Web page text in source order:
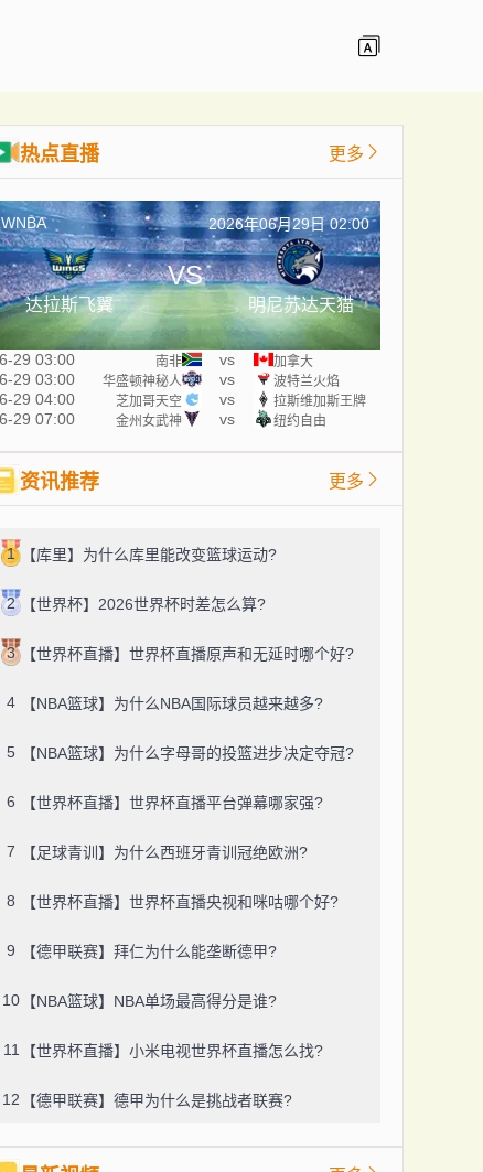
热点直播 更多
WNBA 2026年06月29日 02:00
达拉斯飞翼
VS
明尼苏达天猫
29 03:00 南非 vs 加拿大
29 03:00 华盛顿神秘人 vs 波特兰火焰
29 04:00 芝加哥天空 vs 拉斯维加斯王牌
29 07:00 金州女武神 vs 纽约自由
资讯推荐 更多
1 【库里】为什么库里能改变篮球运动?
2 【世界杯】2026世界杯时差怎么算?
3 【世界杯直播】世界杯直播原声和无延时哪个好?
4 【NBA篮球】为什么NBA国际球员越来越多?
5 【NBA篮球】为什么字母哥的投篮进步决定夺冠?
6 【世界杯直播】世界杯直播平台弹幕哪家强?
7 【足球青训】为什么西班牙青训冠绝欧洲?
8 【世界杯直播】世界杯直播央视和咪咕哪个好?
9 【德甲联赛】拜仁为什么能垄断德甲?
10 【NBA篮球】NBA单场最高得分是谁?
11 【世界杯直播】小米电视世界杯直播怎么找?
12 【德甲联赛】德甲为什么是挑战者联赛?